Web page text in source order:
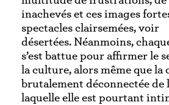
inachevés et ces images
spectacles clairsemées, voir
désertées. Néanmoins,
s’est battue pour affirmer le
la culture, alors même que la
brutalement déconnectée de
laquelle elle est pourtant